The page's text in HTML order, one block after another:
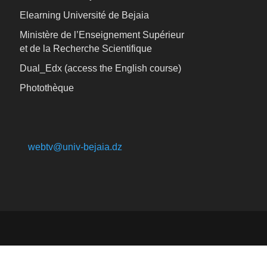
Elearning Université de Bejaia
Ministère de l’Enseignement Supérieur
et de la Recherche Scientifique
Dual_Edx (access the English course)
Photothèque
webtv@univ-bejaia.dz